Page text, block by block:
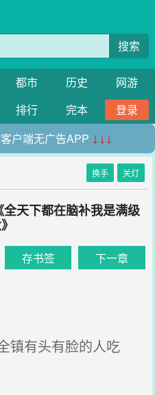
搜索
都市 历史
网游
排行 完本
登录
户端无广告APP ↓↓↓
换手 关灯
天下都在脑补我是满级
存书签 下一章
镇有头有脸的人吃